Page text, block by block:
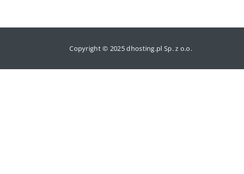
Copyright © 2025 dhosting.pl Sp. z o.o.